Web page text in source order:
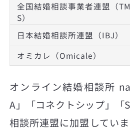
全国結婚相談事業者連盟（TM
S）
日本結婚相談所連盟（IBJ）
オミカレ（Omicale）
オンライン結婚相談所
A」「コネクトシップ」「
相談所連盟に加盟してい